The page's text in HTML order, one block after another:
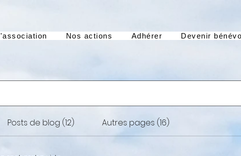
Nos actions Adhérer Devenir
Posts de blog (12) Autres pages (16)